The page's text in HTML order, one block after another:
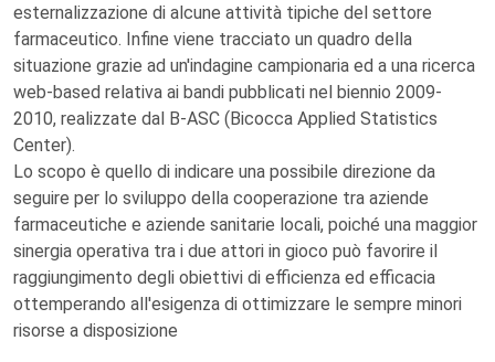
esternalizzazione di alcune attività tipiche del settore
farmaceutico. Infine viene tracciato un quadro della
situazione grazie ad un'indagine campionaria ed a una ricerca
web-based relativa ai bandi pubblicati nel biennio 2009-
2010, realizzate dal B-ASC (Bicocca Applied Statistics
Center).
Lo scopo è quello di indicare una possibile direzione da
seguire per lo sviluppo della cooperazione tra aziende
farmaceutiche e aziende sanitarie locali, poiché una maggior
sinergia operativa tra i due attori in gioco può favorire il
raggiungimento degli obiettivi di efficienza ed efficacia
ottemperando all'esigenza di ottimizzare le sempre minori
risorse a disposizione